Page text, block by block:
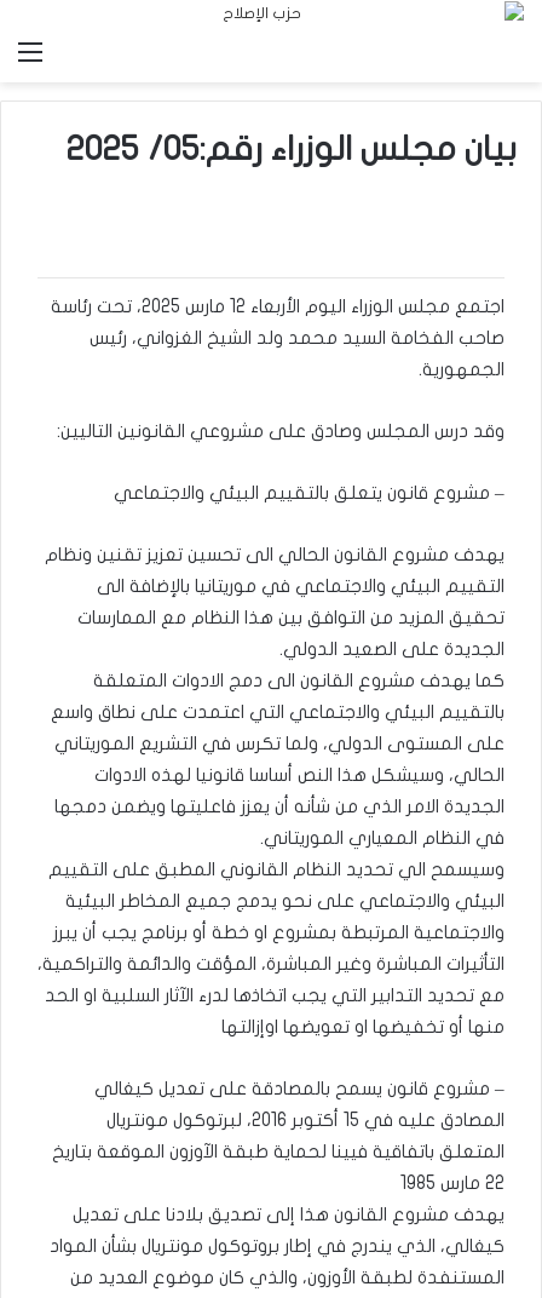
بيان مجلس الوزراء رقم:05/ 2025
اجتمع مجلس الوزراء اليوم الأربعاء 12 مارس 2025، تحت رئاسة
صاحب الفخامة السيد محمد ولد الشيخ الغزواني، رئيس
الجمهورية.
وقد درس المجلس وصادق على مشروعي القانونين التاليين:
– مشروع قانون يتعلق بالتقييم البيئي والاجتماعي
يهدف مشروع القانون الحالي الى تحسين تعزيز تقنين ونظام
التقييم البيئي والاجتماعي في موريتانيا بالإضافة الى
تحقيق المزيد من التوافق بين هذا النظام مع الممارسات
الجديدة على الصعيد الدولي.
كما يهدف مشروع القانون الى دمج الادوات المتعلقة
بالتقييم البيئي والاجتماعي التي اعتمدت على نطاق واسع
على المستوى الدولي، ولما تكرس في التشريع الموريتاني
الحالي، وسيشكل هذا النص أساسا قانونيا لهذه الادوات
الجديدة الامر الذي من شأنه أن يعزز فاعليتها ويضمن دمجها
في النظام المعياري الموريتاني.
وسيسمح الي تحديد النظام القانوني المطبق على التقييم
البيئي والاجتماعي على نحو يدمج جميع المخاطر البيئية
والاجتماعية المرتبطة بمشروع او خطة أو برنامج يجب أن يبرز
التأثيرات المباشرة وغير المباشرة، المؤقت والدائمة والتراكمية،
مع تحديد التدابير التي يجب اتخاذها لدرء الآثار السلبية او الحد
منها أو تخفيضها او تعويضها اوإزالتها
– مشروع قانون يسمح بالمصادقة على تعديل كيغالي
المصادق عليه في 15 أكتوبر 2016، لبرتوكول مونتريال
المتعلق باتفاقية فيينا لحماية طبقة الآوزون الموقعة بتاريخ
22 مارس 1985
يهدف مشروع القانون هذا إلى تصديق بلادنا على تعديل
كيغالي، الذي يندرج في إطار بروتوكول مونتريال بشأن المواد
المستنفدة لطبقة الأوزون، والذي كان موضوع العديد من